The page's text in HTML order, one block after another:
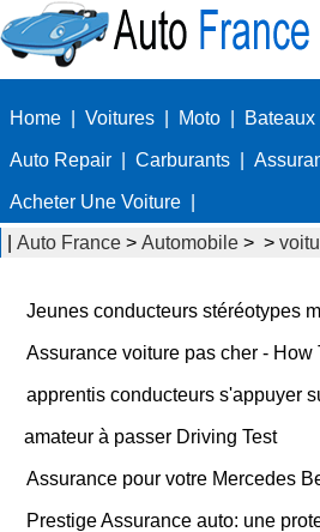
Home Voitures Moto Bateaux
Auto Repair Carburants
Acheter Une Voiture
Auto France > Automobile > >
Jeunes conducteurs stéréotypes
Assurance voiture pas cher - How
apprentis conducteurs s'appuyer
amateur à passer Driving Test
Assurance pour votre Mercedes
Prestige Assurance auto: une